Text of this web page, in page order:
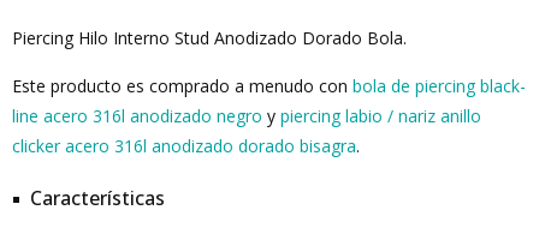
Piercing Hilo Interno Stud Anodizado Dorado Bola.
Este producto es comprado a menudo con bola de piercing black-
line acero 316l anodizado negro y piercing labio / nariz anillo
clicker acero 316l anodizado dorado bisagra.
Características